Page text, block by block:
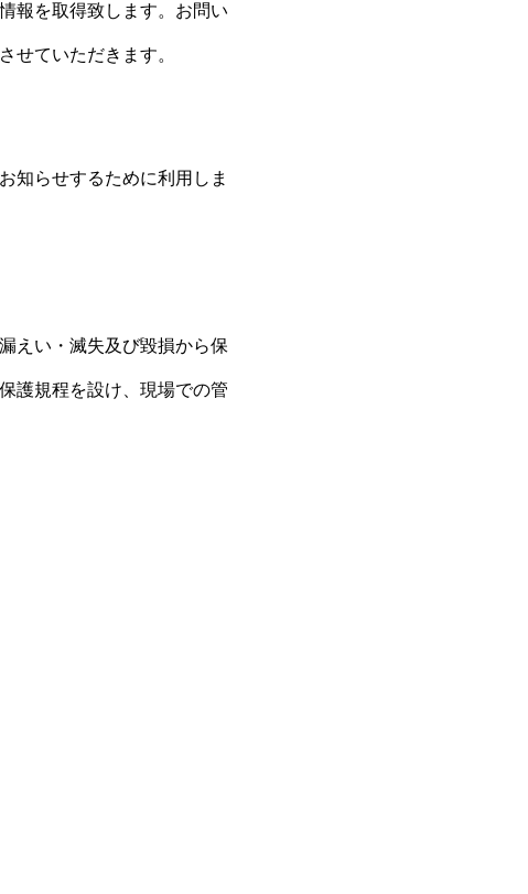
報を取得致します。お問い
せていただきます。
知らせするために利用しま
えい・滅失及び毀損から保
護規程を設け、現場での管